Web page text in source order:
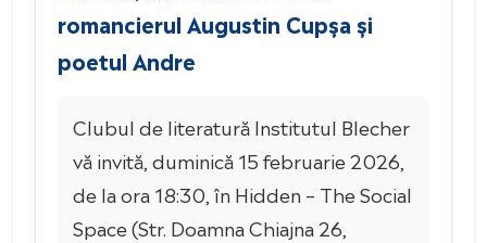
romancierul Augustin Cupșa și
poetul Andre
Clubul de literatură Institutul Blecher
vă invită, duminică 15 februarie 2026,
de la ora 18:30, în Hidden – The Social
Space (Str. Doamna Chiajna 26,